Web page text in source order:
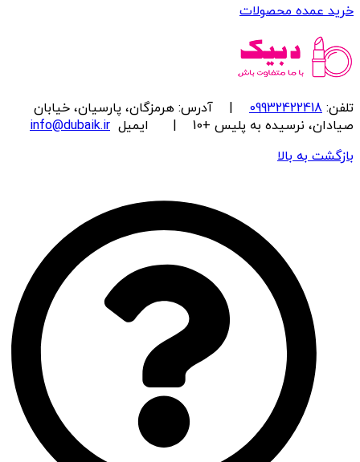
خرید عمده محصولات
تلفن: 09932422418 | آدرس: هرمزگان، پارسیان، خیابان
صیادان، نرسیده به پلیس +10 | ایمیل
info@dubaik.ir
بازگشت به بالا